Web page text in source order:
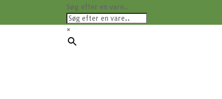
Søg efter en vare..
×